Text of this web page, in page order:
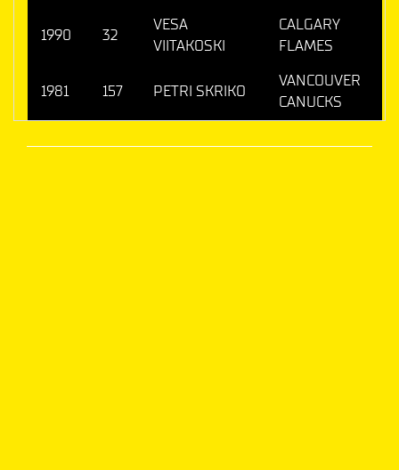
1990 32
VESA
VIITAKOSKI
CALGARY
FLAMES
1981 157 PETRI SKRIKO
VANCOUVER
CANUCKS